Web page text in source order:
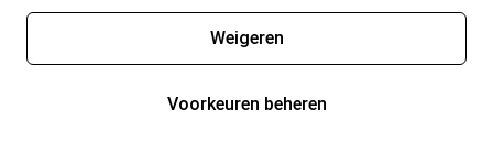
Weigeren
Voorkeuren beheren